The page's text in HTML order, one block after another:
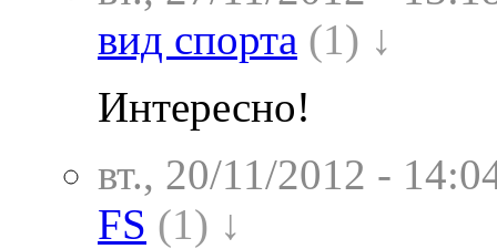
вид спорта (1) ↓
Интересно!
вт., 20/11/2012 -
FS (1) ↓